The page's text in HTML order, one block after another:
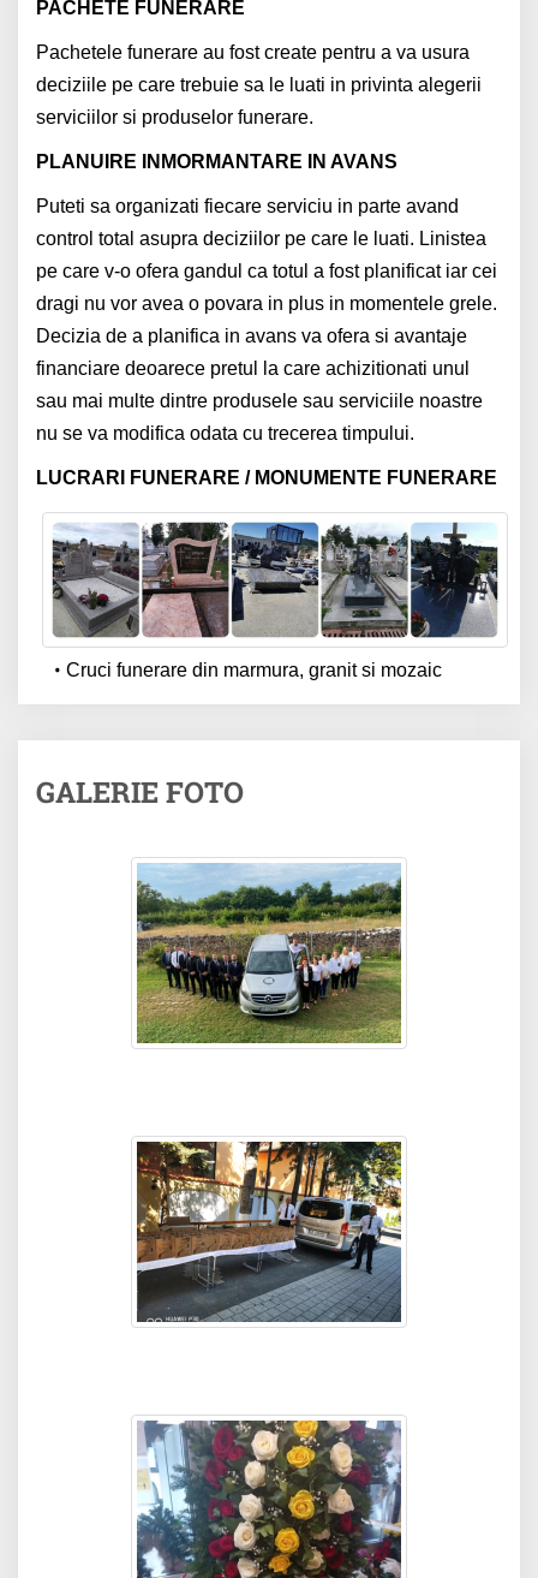
PACHETE FUNERARE
Pachetele funerare au fost create pentru a va usura
deciziile pe care trebuie sa le luati in privinta alegerii
serviciilor si produselor funerare.
PLANUIRE INMORMANTARE IN AVANS
Puteti sa organizati fiecare serviciu in parte avand
control total asupra deciziilor pe care le luati. Linistea
pe care v-o ofera gandul ca totul a fost planificat iar cei
dragi nu vor avea o povara in plus in momentele grele.
Decizia de a planifica in avans va ofera si avantaje
financiare deoarece pretul la care achizitionati unul
sau mai multe dintre produsele sau serviciile noastre
nu se va modifica odata cu trecerea timpului.
LUCRARI FUNERARE / MONUMENTE FUNERARE
Cruci funerare din marmura, granit si mozaic
GALERIE FOTO